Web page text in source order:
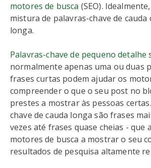
motores de busca (SEO).
mistura de palavras-chave de cauda
longa.
Palavras-chave de pequeno detalhe
normalmente apenas uma ou duas
frases curtas podem ajudar os
compreender o que o seu post no
prestes a mostrar às pessoas
chave de cauda longa são frases
vezes até frases quase cheias - que
motores de busca a mostrar o seu
resultados de pesquisa altamente